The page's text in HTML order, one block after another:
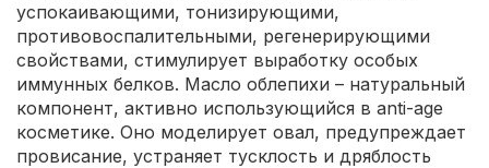
успокаивающими, тонизирующими,
противовоспалительными, регенерирующими
свойствами, стимулирует выработку особых
иммунных белков. Масло облепихи – натуральный
компонент, активно использующийся в anti-age
косметике. Оно моделирует овал, предупреждает
провисание, устраняет тусклость и дряблость